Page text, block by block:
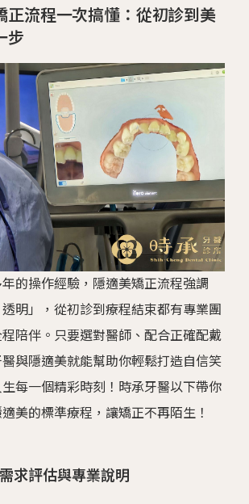
正流程一次搞懂：從初診到美
步
的操作經驗，隱適美矯正流程強調
透明」，從初診到療程結束都有專業團
陪伴。只要選對醫師、配合正確配戴
與隱適美就能幫助你輕鬆打造自信笑
每一個精彩時刻！時承牙醫以下帶你
美的標準療程，讓矯正不再陌生！
求評估與專業說明